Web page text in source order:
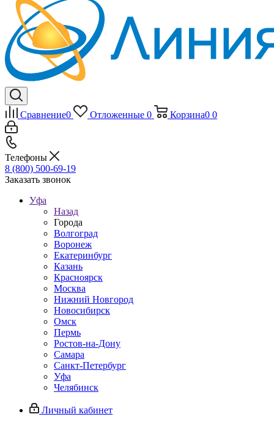
Сравнение0 Отложенные 0 Корзина0 0
Телефоны
8 (800) 500-69-19
Заказать звонок
Уфа
Назад
Города
Волгоград
Воронеж
Екатеринбург
Казань
Красноярск
Москва
Нижний Новгород
Новосибирск
Омск
Пермь
Ростов-на-Дону
Самара
Санкт-Петербург
Уфа
Челябинск
Личный кабинет